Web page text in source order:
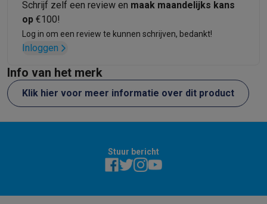
SoldenAlle soldendealsSolden op groot elektroSolden op
Acties
Daarom Krëfel
Laagste prijsgarantie
Installatie aan huis
Betalingsmogelijkheden
Klantenservice
Controleer jouw
Groot elektro & inbouw
Vind jouw ideale wasmachine
Welke
Hoe kies je een smartwatch?
Outlet multimedia & telefonie
Schrijf zelf een review en maak maandelijks kans
op €100!
Log in om een review te kunnen schrijven, bedankt!
Inloggen
Info van het merk
Klik hier voor meer informatie over dit product
Stuur bericht